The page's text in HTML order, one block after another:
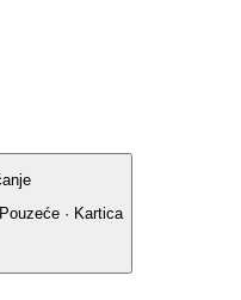
· Kartica